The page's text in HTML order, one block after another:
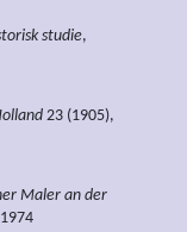
studie,
23 (1905),
Maler an der